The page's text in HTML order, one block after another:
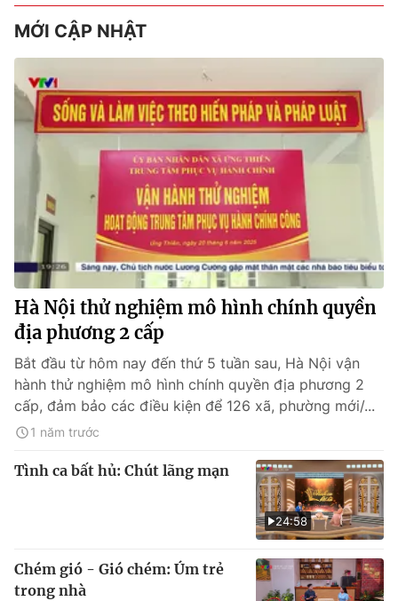
MỚI CẬP NHẬT
Hà Nội thử nghiệm mô hình chính quyền
địa phương 2 cấp
Bắt đầu từ hôm nay đến thứ 5 tuần sau, Hà Nội vận
hành thử nghiệm mô hình chính quyền địa phương 2
cấp, đảm bảo các điều kiện để 126 xã, phường mới/...
1 năm trước
24:58
Tình ca bất hủ: Chút lãng mạn
Chém gió - Gió chém: Úm trẻ
trong nhà